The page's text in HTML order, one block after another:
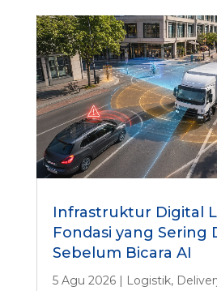
Infrastruktur Digital
Fondasi yang Sering
Sebelum Bicara AI
5 Agu 2026| Logistik,